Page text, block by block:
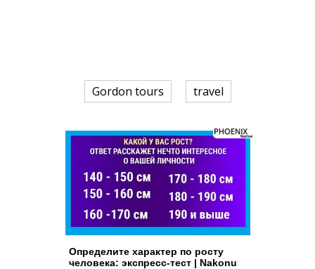
Gordon tours travel
Определите характер по росту
человека: экспресс-тест | Nakonu